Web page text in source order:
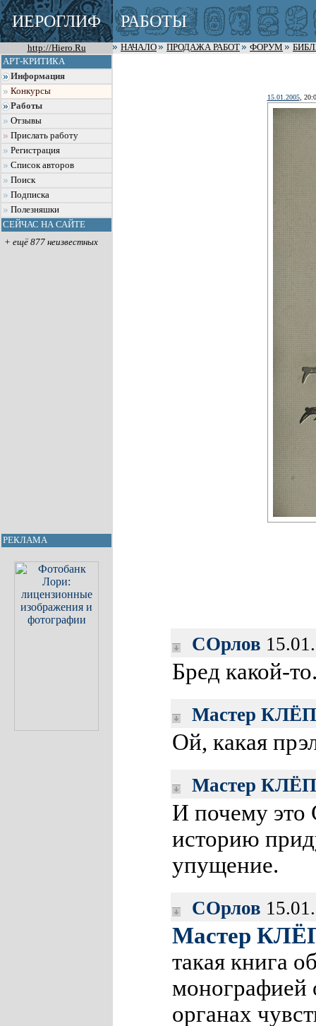
ИЕРОГЛИФ РАБОТЫ
http://Hiero.Ru НАЧАЛО ПРОДАЖА РАБОТ ФОРУМ
АРТ-КРИТИКА
Информация
Конкурсы
Работы
Отзывы
Прислать работу
Регистрация
Список авторов
Поиск
Подписка
Полезняшки
СЕЙЧАС НА САЙТЕ
+ ещё 877 неизвестных
РЕКЛАМА
15.01.2005,
СОрлов
Бред какой-
Мастер КЛЁП
Ой, какая
Мастер КЛЁП
И почему это
историю
упущение.
СОрлов
Мастер
такая книга
монографией
органах